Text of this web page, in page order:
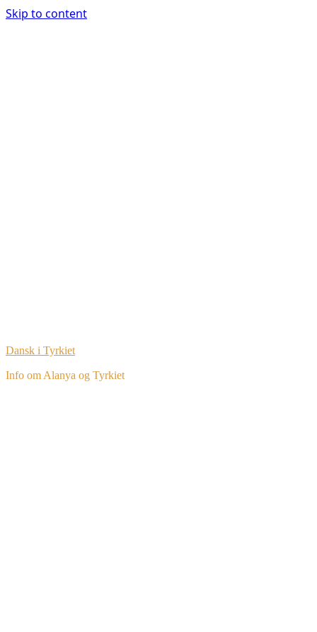
Skip to content
Dansk i Tyrkiet
Info om Alanya og Tyrkiet